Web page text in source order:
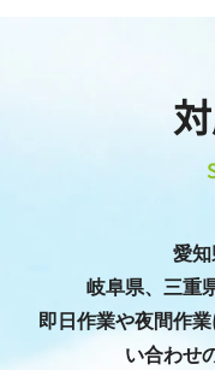
愛知
岐阜県、三重
即日作業や夜間作
い合わせ